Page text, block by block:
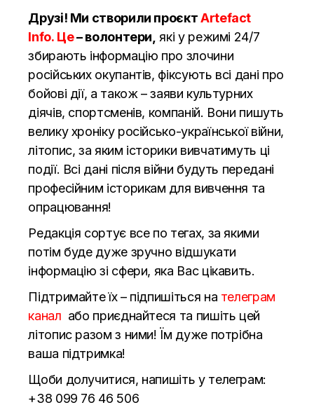
Друзі! Ми створили проєктArtefact
Info. Це– волонтери, які у режимі 24/7
збирають інформацію про злочини
російських окупантів, фіксують всі дані про
бойові дії, а також – заяви культурних
діячів, спортсменів, компаній. Вони пишуть
велику хроніку російсько-української війни,
літопис, за яким історики вивчатимуть ці
події. Всі дані після війни будуть передані
професійним історикам для вивчення та
опрацювання!
Редакція сортує все по тегах, за якими
потім буде дуже зручно відшукати
інформацію зі сфери, яка Вас цікавить.
Підтримайте їх – підпишіться на телеграм
канал або приєднайтеся та пишіть цей
літопис разом з ними! Їм дуже потрібна
ваша підтримка!
Щоби долучитися, напишіть у телеграм:
+38 099 76 46 506